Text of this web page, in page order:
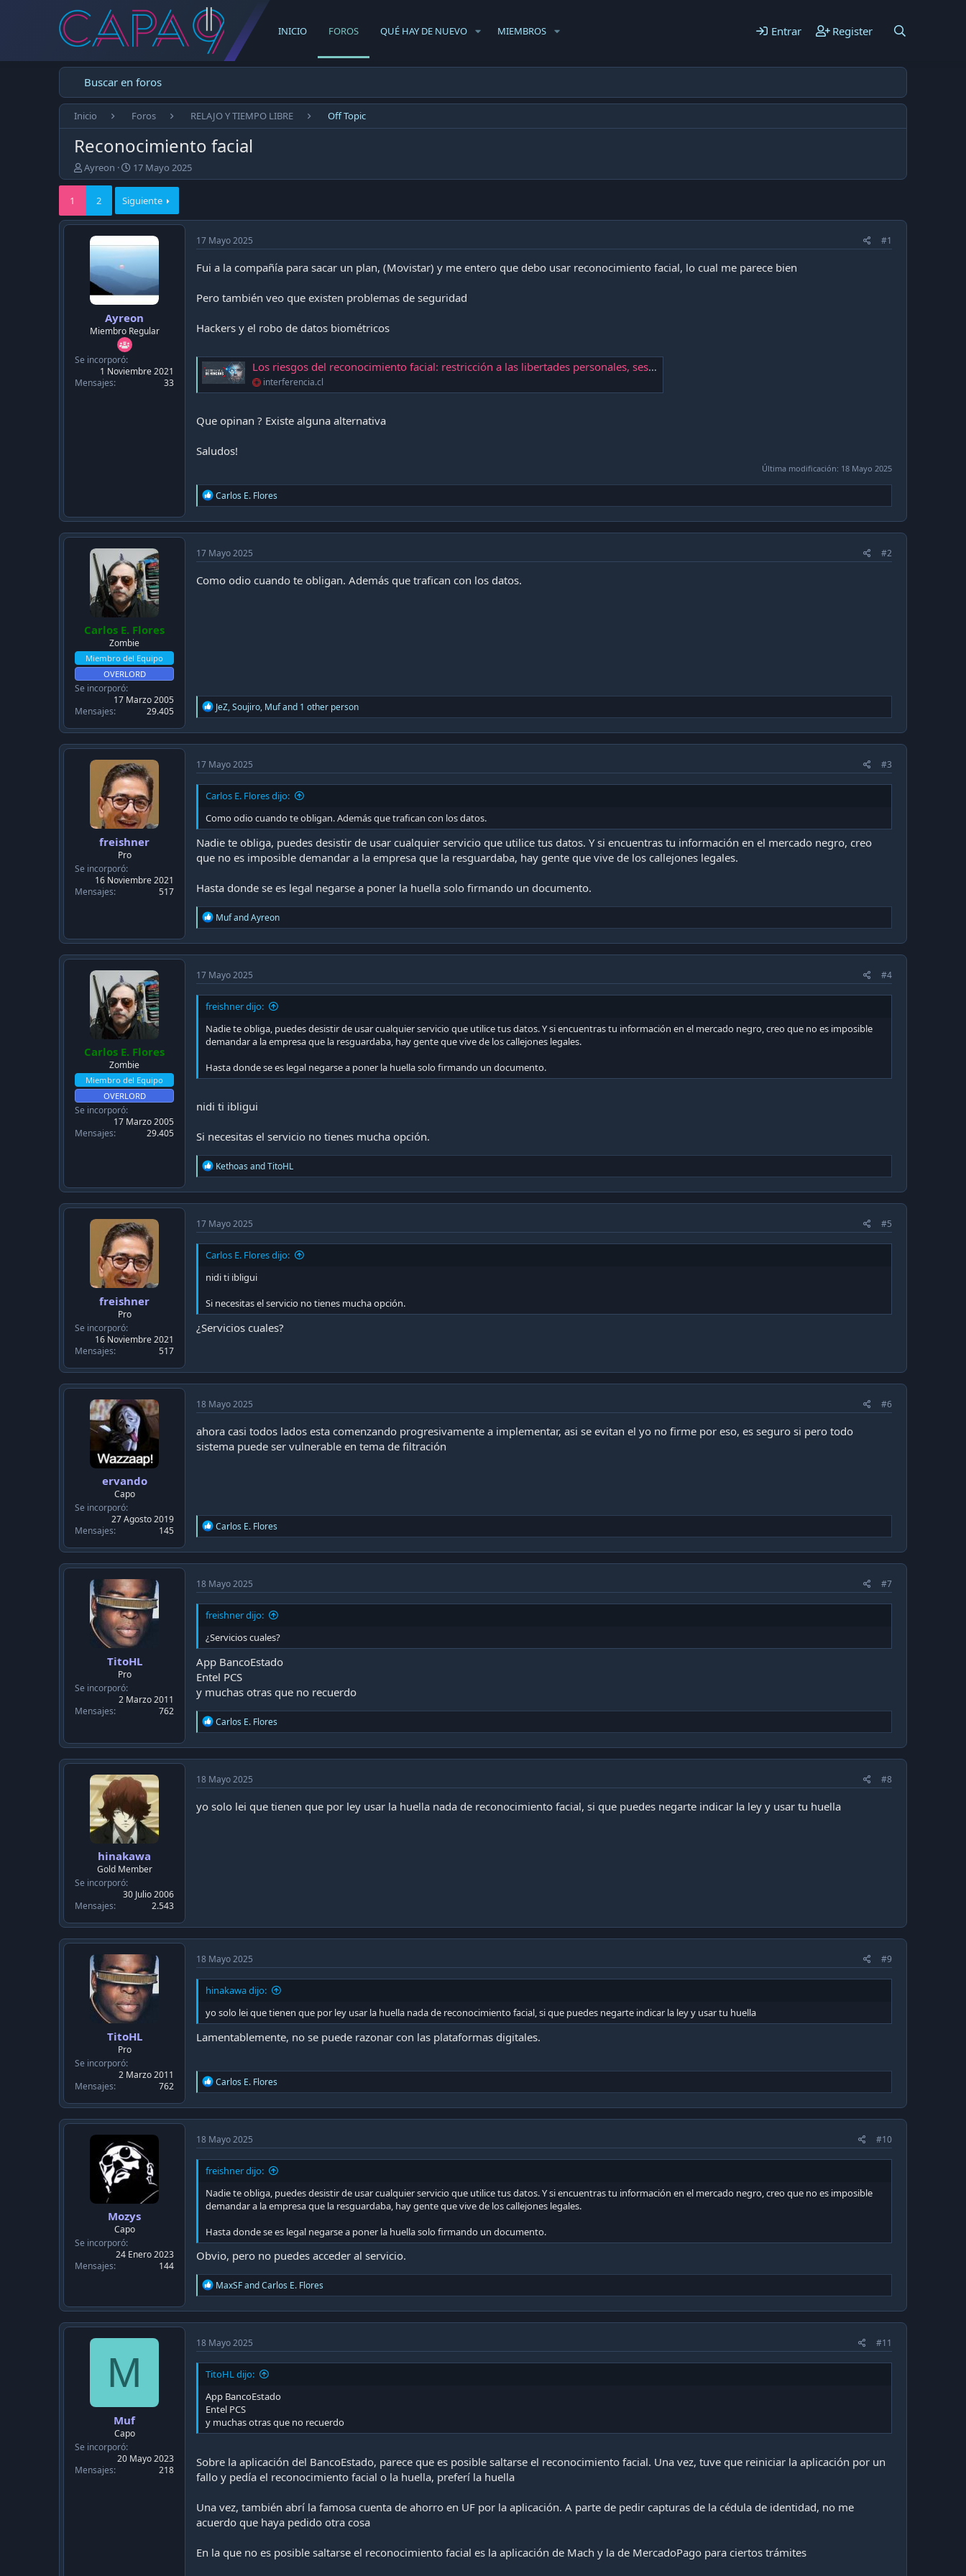
INICIO FOROS QUÉ HAY DE NUEVO MIEMBROS Entrar Register
Buscar en foros
Inicio Foros RELAJO Y TIEMPO LIBRE Off Topic
Reconocimiento facial
E
m
z
m
Ayreon
F
e
h
a
e
p
b
l
i
c
a
ó
17 Mayo 2025
1 2 Siguiente
Ayreon
Miembro Regular
Se incorporó
1 Noviembre 2021
Mensajes
33
17 Mayo 2025 #1
Fui a la compañía para sacar un plan, (Movistar) y me entero que debo usar reconocimiento facial, lo cual me parece bien
Pero también veo que existen problemas de seguridad
Hackers y el robo de datos biométricos
Los riesgos del reconocimiento facial: restricción a las libertades personales, sesgo racial, identificación errónea y robo de datos bancarios
interferencia.cl
Que opinan ? Existe alguna alternativa
Saludos!
Última modificación: 18 Mayo 2025
R
e
i
o
s
Carlos E. Flores
Carlos E. Flores
Zombie
Miembro del Equipo
OVERLORD
Se incorporó
17 Marzo 2005
Mensajes
29.405
17 Mayo 2025 #2
Como odio cuando te obligan. Además que trafican con los datos.
R
e
i
o
n
s
JeZ,Soujiro, Mufand 1 other person
freishner
Pro
Se incorporó
16 Noviembre 2021
Mensajes
517
17 Mayo 2025 #3
Carlos E. Flores dijo:
Como odio cuando te obligan. Además que trafican con los datos.
Nadie te obliga, puedes desistir de usar cualquier servicio que utilice tus datos. Y si encuentras tu información en el mercado negro, creo
que no es imposible demandar a la empresa que la resguardaba, hay gente que vive de los callejones legales.
Hasta donde se es legal negarse a poner la huella solo firmando un documento.
R
e
i
o
n
s
MufandAyreon
Carlos E. Flores
Zombie
Miembro del Equipo
OVERLORD
Se incorporó
17 Marzo 2005
Mensajes
29.405
17 Mayo 2025 #4
freishner dijo:
Nadie te obliga, puedes desistir de usar cualquier servicio que utilice tus datos. Y si encuentras tu información en el mercado negro, creo que no es imposible
demandar a la empresa que la resguardaba, hay gente que vive de los callejones legales.
Hasta donde se es legal negarse a poner la huella solo firmando un documento.
nidi ti ibligui
Si necesitas el servicio no tienes mucha opción.
R
e
i
o
n
s
Kethoas andTitoHL
freishner
Pro
Se incorporó
16 Noviembre 2021
Mensajes
517
17 Mayo 2025 #5
Carlos E. Flores dijo:
nidi ti ibligui
Si necesitas el servicio no tienes mucha opción.
¿Servicios cuales?
ervando
Capo
Se incorporó
27 Agosto 2019
Mensajes
145
18 Mayo 2025 #6
ahora casi todos lados esta comenzando progresivamente a implementar, asi se evitan el yo no firme por eso, es seguro si pero todo
sistema puede ser vulnerable en tema de filtración
R
e
i
o
n
s
Carlos E. Flores
TitoHL
Pro
Se incorporó
2 Marzo 2011
Mensajes
762
18 Mayo 2025 #7
freishner dijo:
¿Servicios cuales?
App BancoEstado
Entel PCS
y muchas otras que no recuerdo
R
e
i
o
s
Carlos E. Flores
hinakawa
Gold Member
Se incorporó
30 Julio 2006
Mensajes
2.543
18 Mayo 2025 #8
yo solo lei que tienen que por ley usar la huella nada de reconocimiento facial, si que puedes negarte indicar la ley y usar tu huella
TitoHL
Pro
Se incorporó
2 Marzo 2011
Mensajes
762
18 Mayo 2025 #9
hinakawa dijo:
yo solo lei que tienen que por ley usar la huella nada de reconocimiento facial, si que puedes negarte indicar la ley y usar tu huella
Lamentablemente, no se puede razonar con las plataformas digitales.
R
e
i
o
n
s
Carlos E. Flores
Mozys
Capo
Se incorporó
24 Enero 2023
Mensajes
144
18 Mayo 2025 #10
freishner dijo:
Nadie te obliga, puedes desistir de usar cualquier servicio que utilice tus datos. Y si encuentras tu información en el mercado negro, creo que no es imposible
demandar a la empresa que la resguardaba, hay gente que vive de los callejones legales.
Hasta donde se es legal negarse a poner la huella solo firmando un documento.
Obvio, pero no puedes acceder al servicio.
R
e
i
o
n
s
MaxSFandCarlos E. Flores
M
Muf
Capo
Se incorporó
20 Mayo 2023
Mensajes
218
18 Mayo 2025 #11
TitoHL dijo:
App BancoEstado
Entel PCS
y muchas otras que no recuerdo
Sobre la aplicación del BancoEstado, parece que es posible saltarse el reconocimiento facial. Una vez, tuve que reiniciar la aplicación por un
fallo y pedía el reconocimiento facial o la huella, preferí la huella
Una vez, también abrí la famosa cuenta de ahorro en UF por la aplicación. A parte de pedir capturas de la cédula de identidad, no me
acuerdo que haya pedido otra cosa
En la que no es posible saltarse el reconocimiento facial es la aplicación de Mach y la de MercadoPago para ciertos trámites